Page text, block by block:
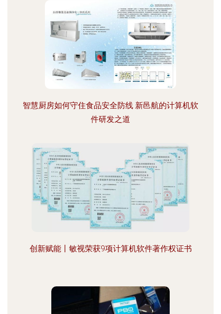
智慧厨房如何守住食品安全防线 新邑航的计算机软
件研发之道
创新赋能丨敏视荣获9项计算机软件著作权证书